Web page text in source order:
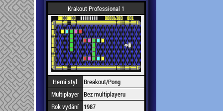
Krakout Professional 1
Herní styl
Breakout/Pong
Multiplayer Bez multiplayeru
Rok vydání
1987